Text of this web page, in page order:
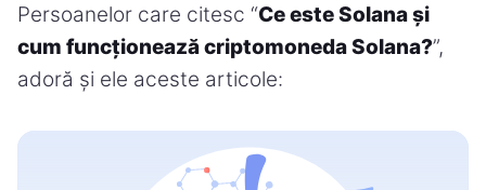
Persoanelor care citesc “Ce este Solana și
cum funcționează criptomoneda Solana?”,
adoră și ele aceste articole: